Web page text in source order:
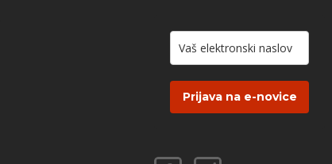
Prijava na e-novice